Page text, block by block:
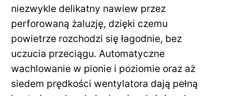
niezwykle delikatny nawiew przez
perforowaną żaluzję, dzięki czemu
powietrze rozchodzi się łagodnie, bez
uczucia przeciągu. Automatyczne
wachlowanie w pionie i poziomie oraz aż
siedem prędkości wentylatora dają pełną